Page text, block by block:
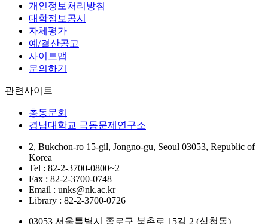
개인정보처리방침
대학정보공시
자체평가
예/결산공고
사이트맵
문의하기
관련사이트
총동문회
경남대학교 극동문제연구소
2, Bukchon-ro 15-gil, Jongno-gu, Seoul 03053, Republic of
Korea
Tel : 82-2-3700-0800~2
Fax : 82-2-3700-0748
Email : unks@nk.ac.kr
Library : 82-2-3700-0726
03053 서울특별시 종로구 북촌로 15길 2 (삼청동)